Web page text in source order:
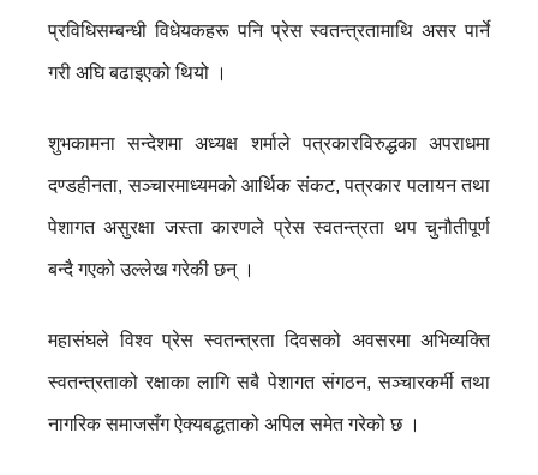
प्रविधिसम्बन्धी विधेयकहरू पनि प्रेस स्वतन्त्रतामाथि असर पार्ने
गरी अघि बढाइएको थियो ।
शुभकामना सन्देशमा अध्यक्ष शर्माले पत्रकारविरुद्धका अपराधमा
दण्डहीनता, सञ्चारमाध्यमको आर्थिक संकट, पत्रकार पलायन तथा
पेशागत असुरक्षा जस्ता कारणले प्रेस स्वतन्त्रता थप चुनौतीपूर्ण
बन्दै गएको उल्लेख गरेकी छन् ।
महासंघले विश्व प्रेस स्वतन्त्रता दिवसको अवसरमा अभिव्यक्ति
स्वतन्त्रताको रक्षाका लागि सबै पेशागत संगठन, सञ्चारकर्मी तथा
नागरिक समाजसँग ऐक्यबद्धताको अपिल समेत गरेको छ ।